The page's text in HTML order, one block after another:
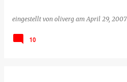
eingestellt von oliverg amApril 29, 2007
10